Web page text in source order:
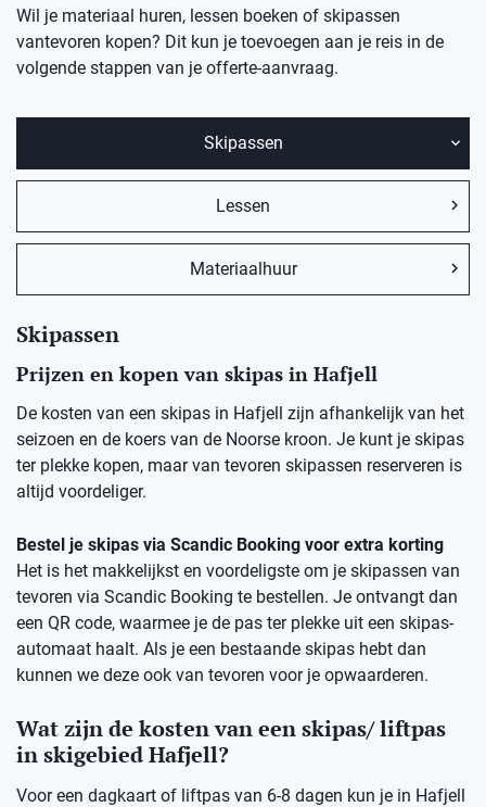
Wil je materiaal huren, lessen boeken of skipassen
vantevoren kopen? Dit kun je toevoegen aan je reis in de
volgende stappen van je offerte-aanvraag.
Skipassen
Lessen
Materiaalhuur
Skipassen
Prijzen en kopen van skipas in Hafjell
De kosten van een skipas in Hafjell zijn afhankelijk van het
seizoen en de koers van de Noorse kroon. Je kunt je skipas
ter plekke kopen, maar van tevoren skipassen reserveren is
altijd voordeliger.
Bestel je skipas via Scandic Booking voor extra korting
Het is het makkelijkst en voordeligste om je skipassen van
tevoren via Scandic Booking te bestellen. Je ontvangt dan
een QR code, waarmee je de pas ter plekke uit een skipas-
automaat haalt. Als je een bestaande skipas hebt dan
kunnen we deze ook van tevoren voor je opwaarderen.
Wat zijn de kosten van een skipas/ liftpas
in skigebied Hafjell?
Voor een dagkaart of liftpas van 6-8 dagen kun je in Hafjell